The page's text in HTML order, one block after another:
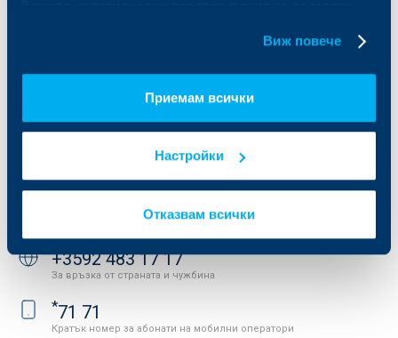
Виж повече
Приемам всички
Настройки
Отказвам всички
Други документи
Новини
Контакти
Защита на личните данни
Важни документи
Свържете се с нас
+3592 483 17 17
За връзка от страната и чужбина
*71 71
Кратък номер за абонати на мобилни оператори